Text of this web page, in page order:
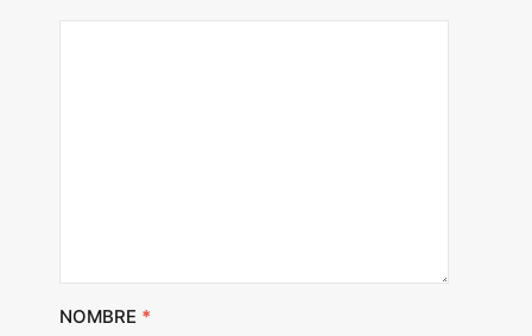
NOMBRE *